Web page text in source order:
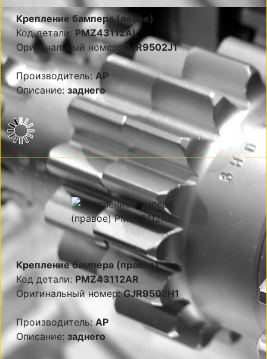
Крепление бампера (левое)
Код детали: PMZ43112AL
Оригинальный номер:GJR9502J1
Производитель:AP
Описание: заднего
Крепление бампера (правое)
Код детали: PMZ43112AR
Оригинальный номер:GJR9502H1
Производитель:AP
Описание: заднего